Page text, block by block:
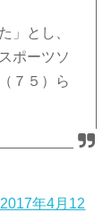
」とし、
ポーツソ
７５）ら
年4月12